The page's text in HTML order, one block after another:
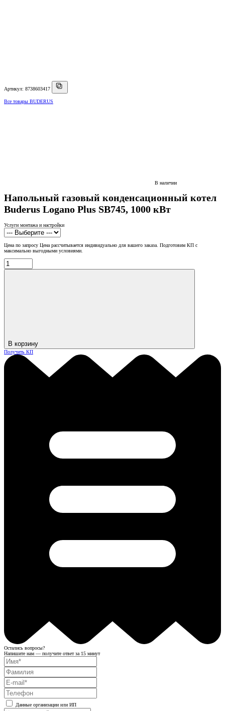
Артикул: 8738603417
Все товары BUDERUS
В наличии
Напольный газовый конденсационный котел
Buderus Logano Plus SB745, 1000 кВт
Услуги монтажа и настройки
Цена по запросу Цена рассчитывается индивидуально для вашего заказа. Подготовим КП с
максимально выгодными условиями.
В корзину
Получить КП
Остались вопросы?
Напишите нам — получите ответ за 15 минут
Данные организации или ИП